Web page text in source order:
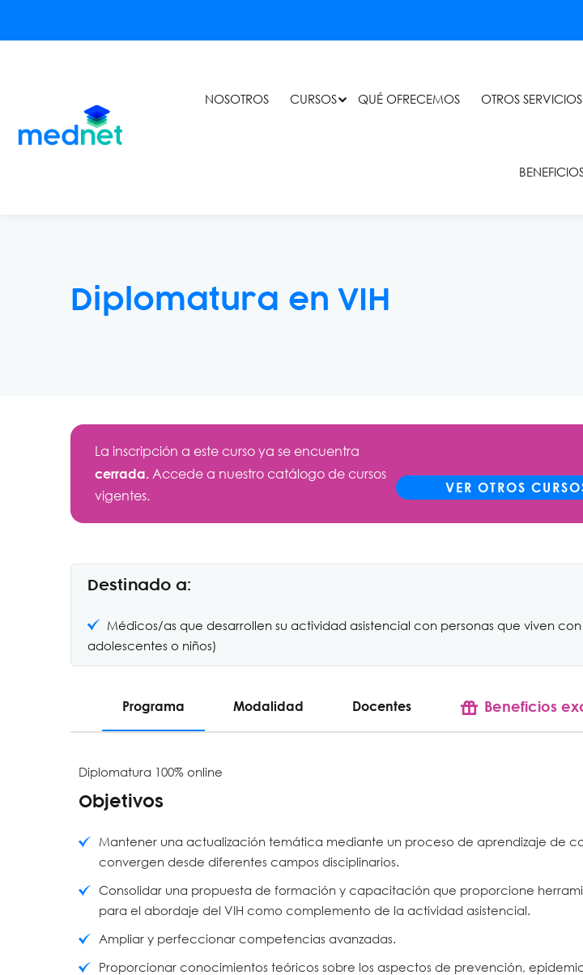
NOSOTROS CURSOS QUÉ OFRECEMOS OTROS SERVICIOS
Diplomatura en VIH
La inscripción a este curso ya se encuentra
cerrada. Accede a nuestro catálogo de cursos
vigentes.
VER OTROS
Destinado a:
Médicos/as que desarrollen su actividad asistencial con personas que viven con
adolescentes o niños)
Programa Modalidad Docentes Beneficios
Diplomatura 100% online
Objetivos
Mantener una actualización temática mediante un proceso de aprendizaje de
convergen desde diferentes campos disciplinarios.
Consolidar una propuesta de formación y capacitación que proporcione
para el abordaje del VIH como complemento de la actividad asistencial.
Ampliar y perfeccionar competencias avanzadas.
Proporcionar conocimientos teóricos sobre los aspectos de prevención,